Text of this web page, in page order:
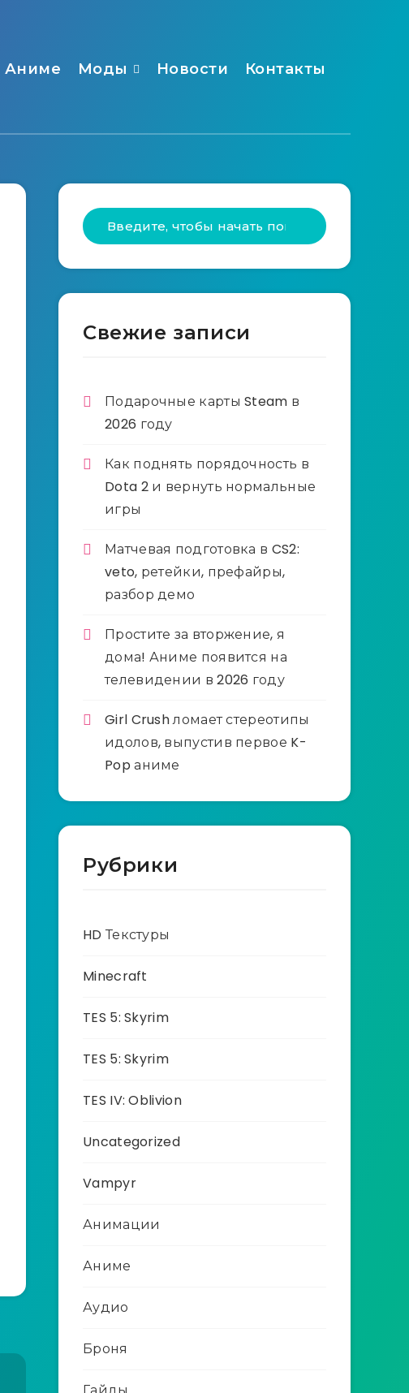
Аниме Моды Новости Контакты
Свежие записи
Подарочные карты Steam в
2026 году
Как поднять порядочность в
Dota 2 и вернуть нормальные
игры
Матчевая подготовка в CS2:
veto, ретейки, префайры,
разбор демо
Простите за вторжение, я
дома! Аниме появится на
телевидении в 2026 году
Girl Crush ломает стереотипы
идолов, выпустив первое K-
Pop аниме
Рубрики
HD Текстуры
Minecraft
TES 5: Skyrim
TES 5: Skyrim
TES IV: Oblivion
Uncategorized
Vampyr
Анимации
Аниме
Аудио
Броня